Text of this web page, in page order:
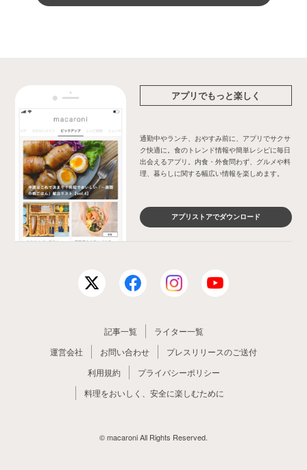
アプリでもっと楽しく
通勤中やランチ、おやすみ前に、アプリでサクサ
ク快適に。食のトレンド情報や簡単レシピに毎日
出会えるアプリ。内食・外食問わず、グルメや料
理、暮らしに関する幅広い情報を楽しめます。
アプリストアでダウンロード
記事一覧
ライター一覧
運営会社
お問い合わせ
プレスリリースのご送付
利用規約
プライバシーポリシー
料理をおいしく、安全に楽しむために
© macaroni All Rights Reserved.